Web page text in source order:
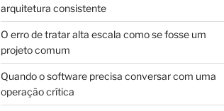
arquitetura consistente
O erro de tratar alta escala como se fosse um
projeto comum
Quando o software precisa conversar com uma
operação crítica